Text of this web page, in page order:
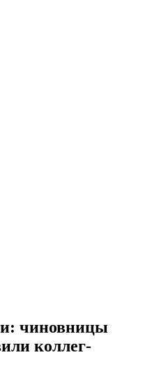
чиновницы
коллег-